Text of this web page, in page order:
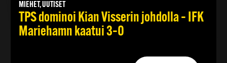
MIEHET, UUTISET
TPS dominoi Kian Visserin johdolla – IFK
Mariehamn kaatui 3–0